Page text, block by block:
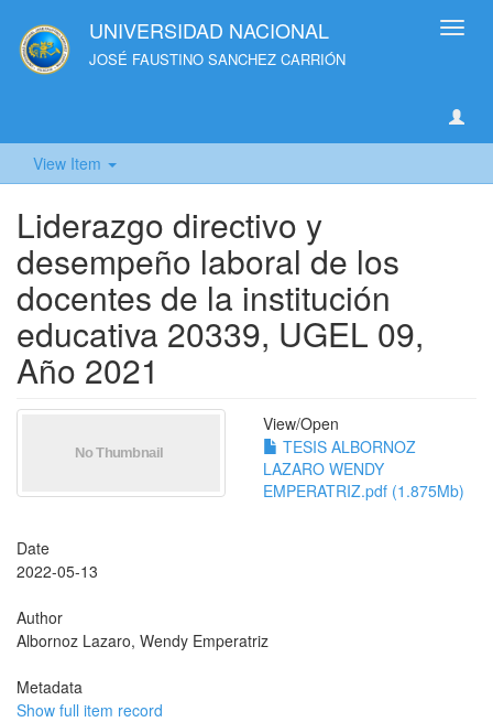
UNIVERSIDAD NACIONAL
JOSÉ FAUSTINO SANCHEZ CARRIÓN
View Item
Liderazgo directivo y
desempeño laboral de los
docentes de la institución
educativa 20339, UGEL 09,
Año 2021
View/Open
TESIS ALBORNOZ
LAZARO WENDY
EMPERATRIZ.pdf (1.875Mb)
Date
2022-05-13
Author
Albornoz Lazaro, Wendy Emperatriz
Metadata
Show full item record